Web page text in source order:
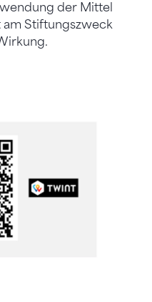
der Mittel
Stiftungszweck